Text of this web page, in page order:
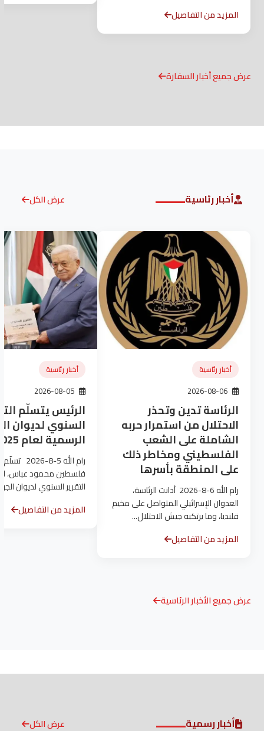
المزيد من التفاصيل
عرض جميع أخبار السفارة
أخبار رئاسية عرض الكل
أخبار رئاسية
2026-08-06
الرئاسة تدين وتحذر
الاحتلال من استمرار حربه
الشاملة على الشعب
الفلسطيني ومخاطر ذلك
على المنطقة بأسرها
رام الله 6-8-2026 أدانت الرئاسة،
العدوان الإسرائيلي المتواصل على مخيم
قلنديا، وما يرتكبه جيش الاحتلال...
المزيد من التفاصيل
أخبار رئاسية
2026-08-05
الرئيس يتسلّم
السنوي لديوان
الرسمية لعام 2025
رام الله
فلسطين محمود عباس،
التقرير السنوي لديوان
المزيد من التفاصيل
عرض جميع الأخبار الرئاسية
أخبار رسمية عرض الكل